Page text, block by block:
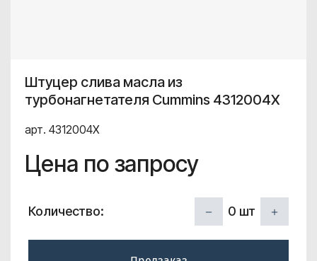
Штуцер слива масла из
турбонагнетателя Cummins 4312004X
арт. 4312004X
Цена по запросу
Количество: 0 шт